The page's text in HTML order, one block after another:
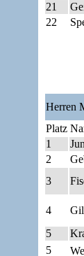
21
22
Herren
Platz
1
2
3
4
5
5